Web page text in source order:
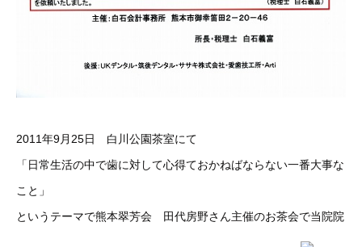
2011年9月25日 白川公園茶室にて
「日常生活の中で歯に対して心得ておかねばならない一番大事な
こと」
というテーマで熊本翠芳会 田代房野さん主催のお茶会で当院院